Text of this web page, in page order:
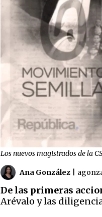
Los nuevos magistrados de la
Ana González
De las primeras
Arévalo y las